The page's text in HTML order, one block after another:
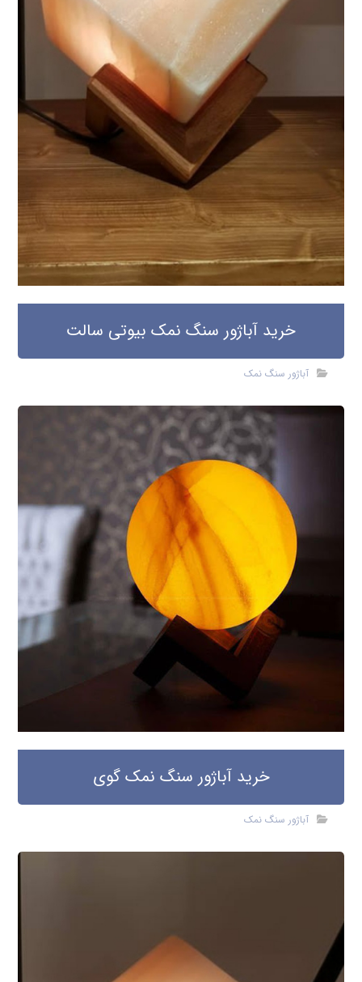
خرید آباژور سنگ نمک بیوتی سالت
آباژور سنگ نمک
خرید آباژور سنگ نمک گوی
آباژور سنگ نمک